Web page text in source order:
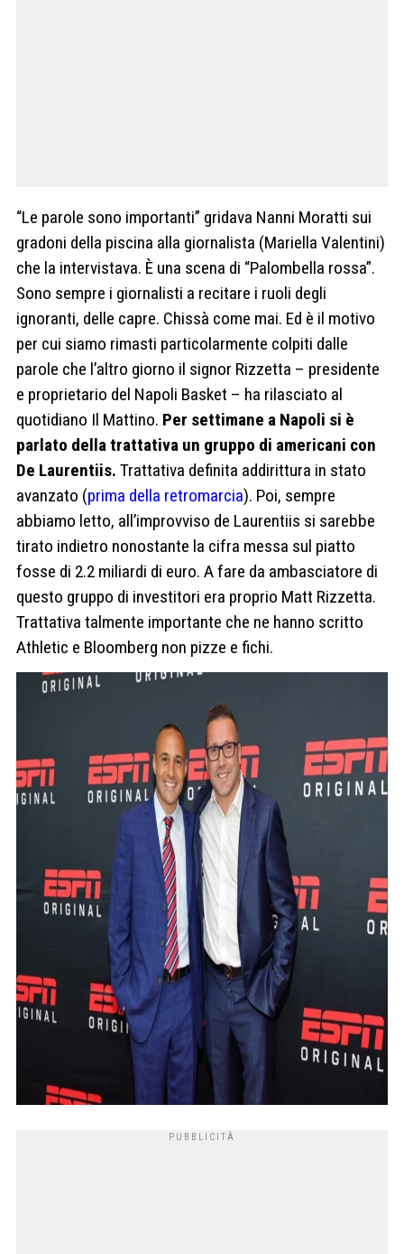
“Le parole sono importanti” gridava Nanni Moratti sui
gradoni della piscina alla giornalista (Mariella Valentini)
che la intervistava. È una scena di “Palombella rossa”.
Sono sempre i giornalisti a recitare i ruoli degli
ignoranti, delle capre. Chissà come mai. Ed è il motivo
per cui siamo rimasti particolarmente colpiti dalle
parole che l’altro giorno il signor Rizzetta – presidente
e proprietario del Napoli Basket – ha rilasciato al
quotidiano Il Mattino. Per settimane a Napoli si è
parlato della trattativa un gruppo di americani con
De Laurentiis. Trattativa definita addirittura in stato
avanzato (prima della retromarcia). Poi, sempre
abbiamo letto, all’improvviso de Laurentiis si sarebbe
tirato indietro nonostante la cifra messa sul piatto
fosse di 2.2 miliardi di euro. A fare da ambasciatore di
questo gruppo di investitori era proprio Matt Rizzetta.
Trattativa talmente importante che ne hanno scritto
Athletic e Bloomberg non pizze e fichi.